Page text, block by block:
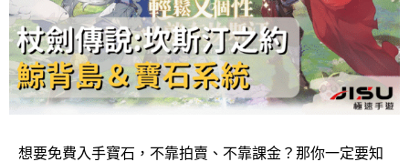
想要免費入手寶石，不靠拍賣、不靠課金？那你一定要知